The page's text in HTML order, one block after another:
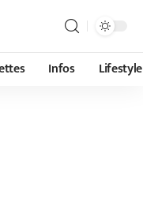
Infos Lifestyle